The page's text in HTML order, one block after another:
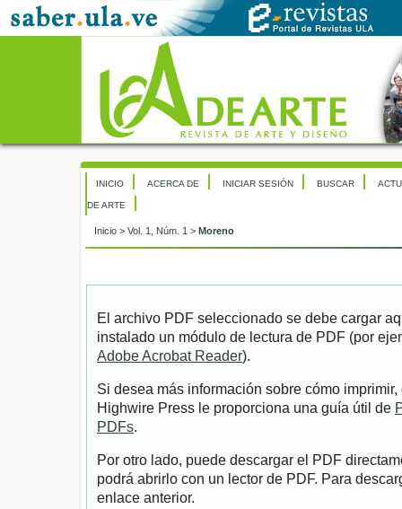
INICIO ACERCA DE INICIAR SESIÓN BUSCAR
DE ARTE
Inicio > Vol. 1, Núm. 1 > Moreno
El archivo PDF seleccionado se debe cargar
instalado un módulo de lectura de PDF (por
Adobe Acrobat Reader).
Si desea más información sobre cómo
Highwire Press le proporciona una guía útil de
PDFs.
Por otro lado, puede descargar el PDF
podrá abrirlo con un lector de PDF. Para
enlace anterior.